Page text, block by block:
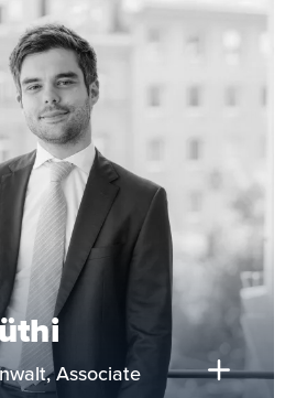
Associate